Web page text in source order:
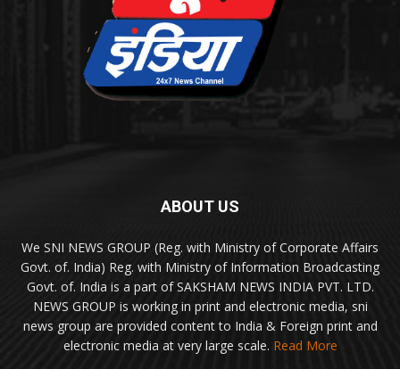
ABOUT US
We SNI NEWS GROUP (Reg. with Ministry of Corporate Affairs
Govt. of. India) Reg. with Ministry of Information Broadcasting
Govt. of. India is a part of SAKSHAM NEWS INDIA PVT. LTD.
NEWS GROUP is working in print and electronic media, sni
news group are provided content to India & Foreign print and
electronic media at very large scale. Read More